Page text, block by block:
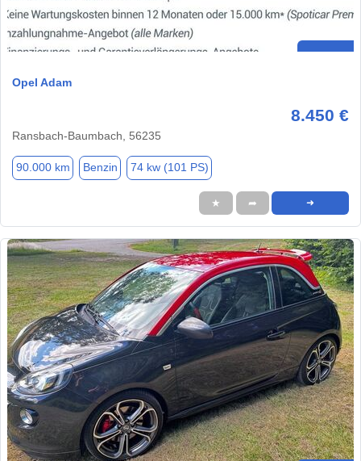
Opel Adam
8.450 €
Ransbach-Baumbach, 56235
90.000 km Benzin 74 kw (101 PS)
★ ➦ ➜